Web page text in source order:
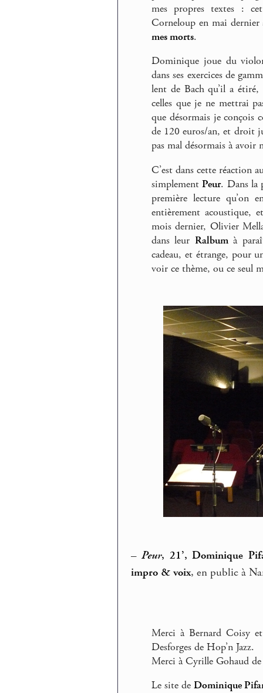
mes propres textes :
Corneloup en mai
mes morts.
Dominique joue du
dans ses exercices de
lent de Bach qu’il a
celles que je ne mettrai
que désormais je
de 120 euros/an, et droit
pas mal désormais à avoir
C’est dans cette réaction
simplementPeur. Dans la
première lecture qu’on
entièrement acoustique,
mois dernier, Olivier
dans leur Ralbumà
cadeau, et étrange, pour
voir ce thème, ou ce seul
– Peur, 21’, Dominique
impro & voix, en public à
Merci à Bernard Coisy
Desforges de Hop’n Jazz.
Merci à Cyrille Gohaud
Le site de Dominique